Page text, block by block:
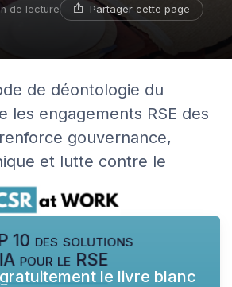
de lecture Partager cette page
de déontologie du
les engagements RSE des
gouvernance,
et lutte contre le
10 des solutions
IA pour le RSE
le livre blanc